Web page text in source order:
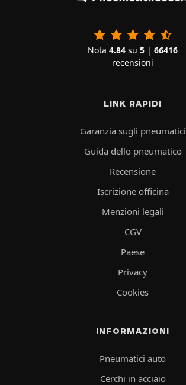
Nota 4.84 su 5 | 66416
recensioni
LINK RAPIDI
Garanzia sugli pneumatici
Guida dello pneumatico
Recensione
Iscrizione officina
Menzioni legali
CGV
Paese
Privacy
Cookies
INFORMAZIONI
Pneumatici auto
Cerchi in acciaio